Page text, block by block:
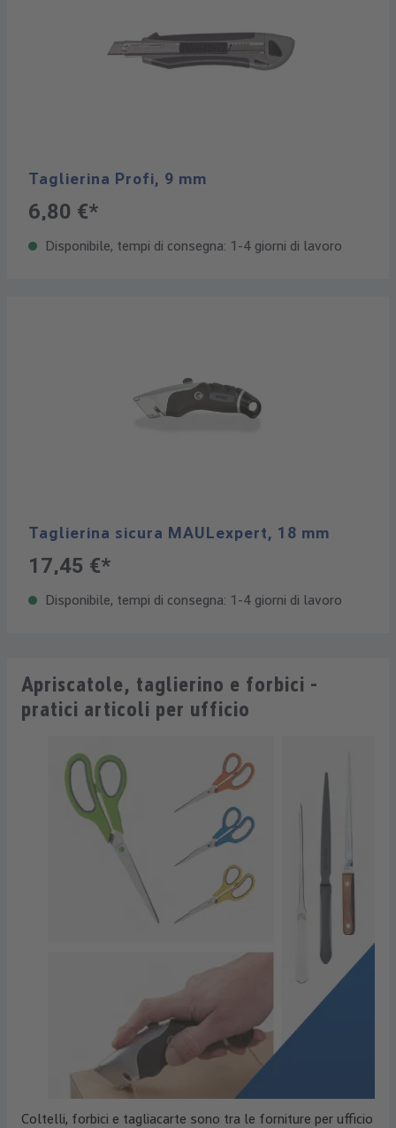
Taglierina Profi, 9 mm
6,80 €*
Disponibile, tempi di consegna: 1-4 giorni di lavoro
Taglierina sicura MAULexpert, 18 mm
17,45 €*
Disponibile, tempi di consegna: 1-4 giorni di lavoro
Apriscatole, taglierino e forbici -
pratici articoli per ufficio
Coltelli, forbici e tagliacarte sono tra le forniture per ufficio